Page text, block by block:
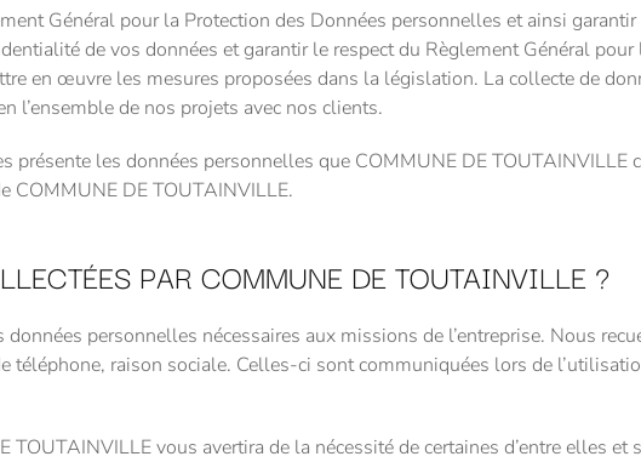
Général pour la Protection des Données personnelles et ainsi
de vos données et garantir le respect du Règlement Général pour
en œuvre les mesures proposées dans la législation. La collecte de
l’ensemble de nos projets avec nos clients.
les données personnelles que COMMUNE DE TOUTAINVILLE
COMMUNE DE TOUTAINVILLE.
PAR COMMUNE DE TOUTAINVILLE ?
personnelles nécessaires aux missions de l’entreprise. Nous
raison sociale. Celles-ci sont communiquées lors de
vous avertira de la nécessité de certaines d’entre elles et